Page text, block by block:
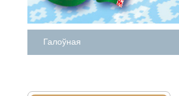
Галоўная